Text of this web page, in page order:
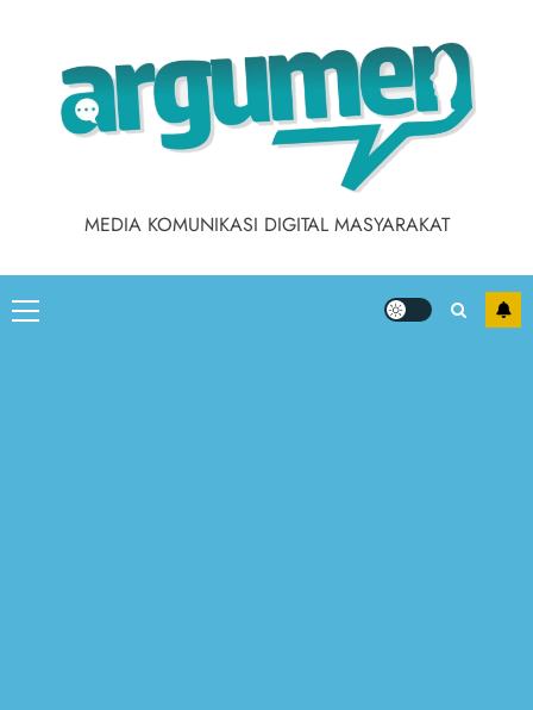
MEDIA KOMUNIKASI DIGITAL MASYARAKAT
Primary